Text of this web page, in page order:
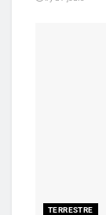
TERRESTRE